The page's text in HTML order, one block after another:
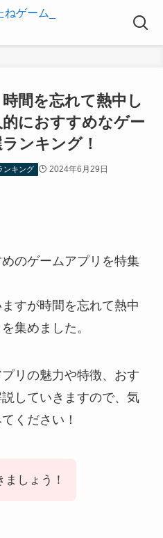
時間を忘れて熱中し
におすすめなゲー
ンキング！
ンキング 2024年6月29日
のゲームアプリを特集
すが時間を忘れて熱中
集めました。
リの魅力や特徴、おす
していきますので、気
ください！
しょう！